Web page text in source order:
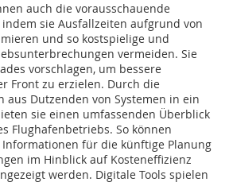
auch die vorausschauende
sie Ausfallzeiten aufgrund von
und so kostspielige und
vermeiden. Sie
vorschlagen, um bessere
Front zu erzielen. Durch die
aus Dutzenden von Systemen in ein
sie einen umfassenden Überblick
Flughafenbetriebs. So können
für die künftige Planung
im Hinblick auf Kosteneffizienz
werden. Digitale Tools spielen